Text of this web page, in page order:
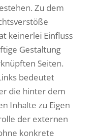
Zu dem
keinerlei Einfluss
Gestaltung
Seiten.
bedeutet
die hinter dem
Inhalte zu Eigen
der externen
konkrete